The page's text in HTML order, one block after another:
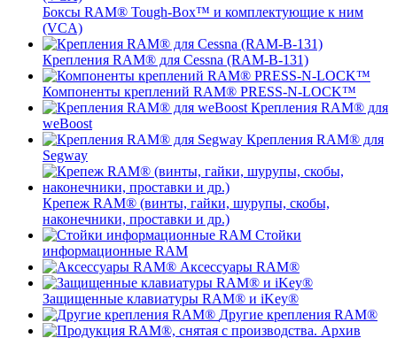
Боксы RAM® Tough-Box™ и комплектующие к ним
(VCA)
Крепления RAM® для Cessna (RAM-B-131)
Компоненты креплений RAM® PRESS-N-LOCK™
Крепления RAM® для
weBoost
Крепления RAM® для
Segway
Крепеж RAM® (винты, гайки, шурупы, скобы,
наконечники, проставки и др.)
Стойки
информационные RAM
Аксессуары RAM®
Защищенные клавиатуры RAM® и iKey®
Другие крепления RAM®